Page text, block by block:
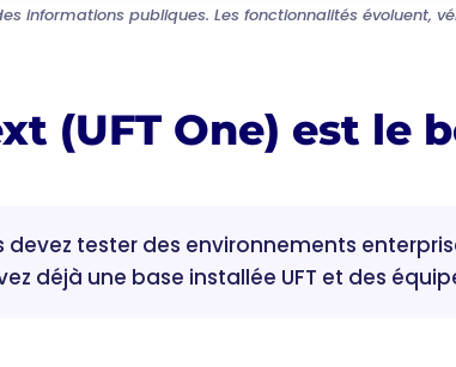
informations publiques. Les fonctionnalités évoluent,
(UFT One) est le
devez tester des environnements
déjà une base installée UFT et des